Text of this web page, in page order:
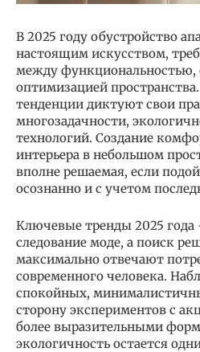
В 2025 году обустройство
настоящим искусством,
между функциональностью,
оптимизацией
тенденции диктуют свои
многозадачности,
технологий. Создание
интерьера в небольшом
вполне решаемая, если
осознанно и с учетом
Ключевые тренды 2025 года
следование моде, а поиск
максимально отвечают
современного человека.
спокойных,
сторону экспериментов с
более выразительными
экологичность остается